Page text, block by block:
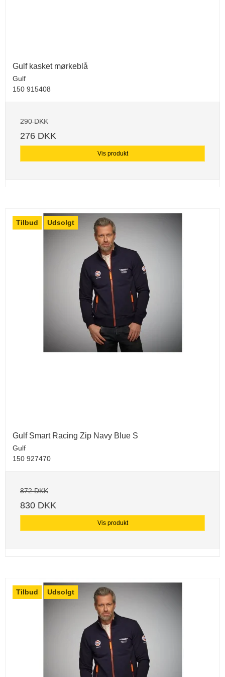
Gulf kasket mørkeblå
Gulf
150 915408
290 DKK
276 DKK
Vis produkt
Tilbud Udsolgt
Gulf Smart Racing Zip Navy Blue S
Gulf
150 927470
872 DKK
830 DKK
Vis produkt
Tilbud Udsolgt